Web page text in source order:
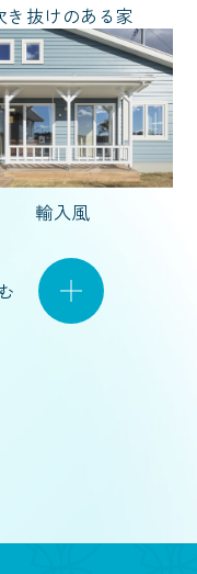
き抜けのある家
輸入風